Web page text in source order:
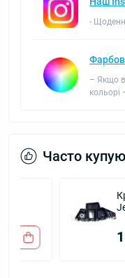
-
– Якщо
кольорі
Часто
Jetta 6
160 грн